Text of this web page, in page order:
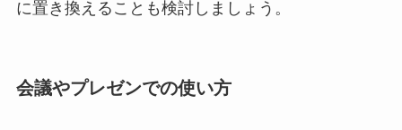
に置き換えることも検討しましょう。
会議やプレゼンでの使い方